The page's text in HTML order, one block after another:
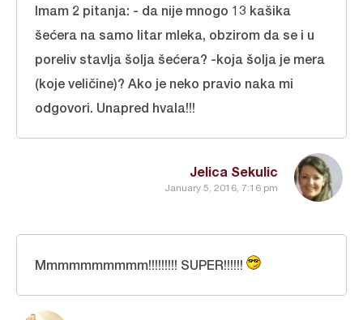
Jelica Sekulic
January 5, 2016, 7:16 pm
Imam 2 pitanja: - da nije mnogo 13 kašika
šećera na samo litar mleka, obzirom da se i u
poreliv stavlja šolja šećera? -koja šolja je mera
(koje veličine)? Ako je neko pravio naka mi
odgovori. Unapred hvala!!!
Mmmmmmmmmm!!!!!!!!! SUPER!!!!!!